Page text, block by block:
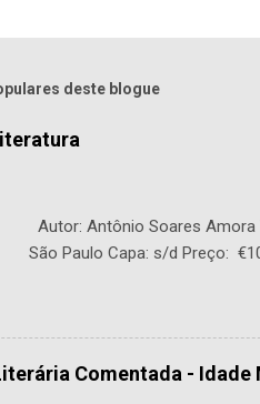
deste blogue
Autor: Antônio Soares Amora
São Paulo Capa: s/d Preço:
Comentada - Idade